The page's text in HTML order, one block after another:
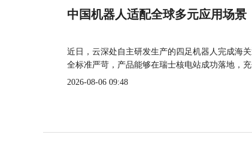
中国机器人适配全球多元应用场景
近日，云深处自主研发生产的四足机器人完成海
全标准严苛，产品能够在瑞士核电站成功落地，
2026-08-06 09:48